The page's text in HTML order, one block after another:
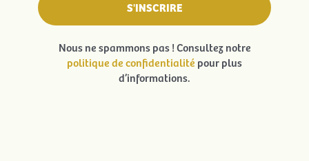
Nous ne spammons pas ! Consultez notre
politique de confidentialité pour plus
d’informations.